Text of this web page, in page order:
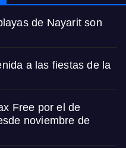
de Nayarit son
a las fiestas de la
Free por el de
noviembre de